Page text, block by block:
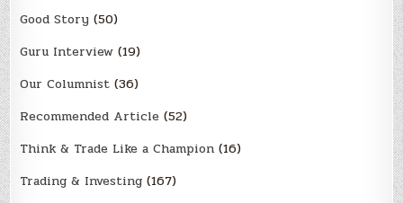
Good Story (50)
Guru Interview (19)
Our Columnist (36)
Recommended Article (52)
Think & Trade Like a Champion (16)
Trading & Investing (167)